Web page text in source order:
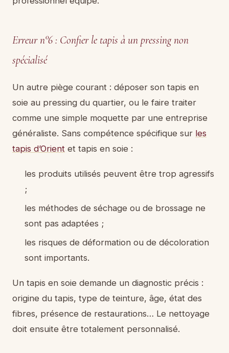
Erreur n°6 : Confier le tapis à un pressing non
spécialisé
Un autre piège courant : déposer son tapis en
soie au pressing du quartier, ou le faire traiter
comme une simple moquette par une entreprise
généraliste. Sans compétence spécifique sur les
tapis d’Orient et tapis en soie :
les produits utilisés peuvent être trop agressifs
;
les méthodes de séchage ou de brossage ne
sont pas adaptées ;
les risques de déformation ou de décoloration
sont importants.
Un tapis en soie demande un diagnostic précis :
origine du tapis, type de teinture, âge, état des
fibres, présence de restaurations… Le nettoyage
doit ensuite être totalement personnalisé.